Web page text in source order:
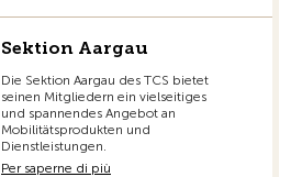
Sektion Aargau
Die Sektion Aargau des TCS bietet
seinen Mitgliedern ein vielseitiges
und spannendes Angebot an
Mobilitätsprodukten und
Dienstleistungen.
Per saperne di più